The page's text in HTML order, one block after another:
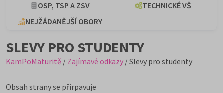
OSP, TSP A ZSV
TECHNICKÉ VŠ
NEJŽÁDANĚJŠÍ OBORY
SLEVY PRO STUDENTY
KamPoMaturitě / Zajímavé odkazy / Slevy pro studenty
Obsah strany se přirpavuje